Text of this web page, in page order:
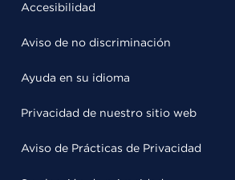
Accesibilidad
Aviso de no discriminación
Ayuda en su idioma
Privacidad de nuestro sitio web
Aviso de Prácticas de Privacidad